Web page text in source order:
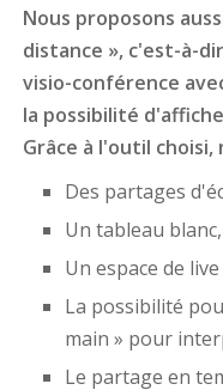
Nous proposons
distance », c'est-à-
visio-conférence
la possibilité
Grâce à l'outil
Des partages
Un tableau blanc,
Un espace de
La possibilité
main » pour
Le partage en